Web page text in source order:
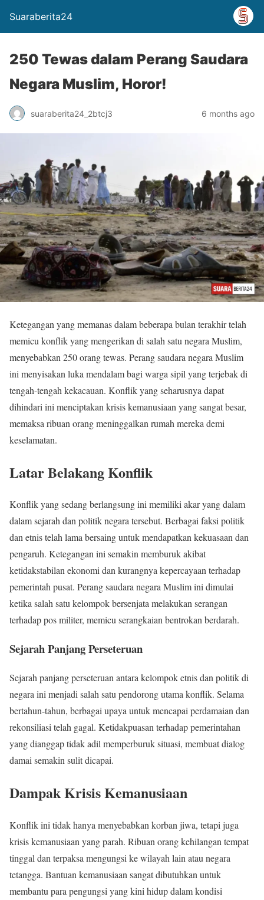
Suaraberita24
250 Tewas dalam Perang Saudara
Negara Muslim, Horor!
suaraberita24_2btcj3 6 months ago
Ketegangan yang memanas dalam beberapa bulan terakhir telah
memicu konflik yang mengerikan di salah satu negara Muslim,
menyebabkan 250 orang tewas. Perang saudara negara Muslim
ini menyisakan luka mendalam bagi warga sipil yang terjebak di
tengah-tengah kekacauan. Konflik yang seharusnya dapat
dihindari ini menciptakan krisis kemanusiaan yang sangat besar,
memaksa ribuan orang meninggalkan rumah mereka demi
keselamatan.
Latar Belakang Konflik
Konflik yang sedang berlangsung ini memiliki akar yang dalam
dalam sejarah dan politik negara tersebut. Berbagai faksi politik
dan etnis telah lama bersaing untuk mendapatkan kekuasaan dan
pengaruh. Ketegangan ini semakin memburuk akibat
ketidakstabilan ekonomi dan kurangnya kepercayaan terhadap
pemerintah pusat. Perang saudara negara Muslim ini dimulai
ketika salah satu kelompok bersenjata melakukan serangan
terhadap pos militer, memicu serangkaian bentrokan berdarah.
Sejarah Panjang Perseteruan
Sejarah panjang perseteruan antara kelompok etnis dan politik di
negara ini menjadi salah satu pendorong utama konflik. Selama
bertahun-tahun, berbagai upaya untuk mencapai perdamaian dan
rekonsiliasi telah gagal. Ketidakpuasan terhadap pemerintahan
yang dianggap tidak adil memperburuk situasi, membuat dialog
damai semakin sulit dicapai.
Dampak Krisis Kemanusiaan
Konflik ini tidak hanya menyebabkan korban jiwa, tetapi juga
krisis kemanusiaan yang parah. Ribuan orang kehilangan tempat
tinggal dan terpaksa mengungsi ke wilayah lain atau negara
tetangga. Bantuan kemanusiaan sangat dibutuhkan untuk
membantu para pengungsi yang kini hidup dalam kondisi